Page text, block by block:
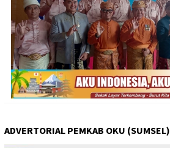
ADVERTORIAL PEMKAB OKU (SUMSEL)